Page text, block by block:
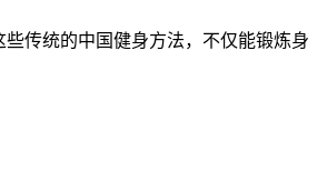
传统的中国健身方法，不仅能锻炼身